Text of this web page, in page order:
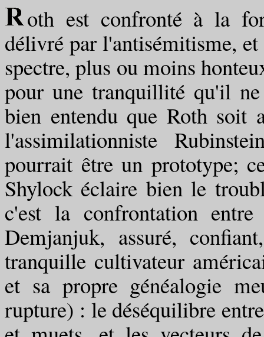
oth est confronté à la
délivré par l'antisémitisme,
spectre, plus ou moins
pour une tranquillité qu'il
bien entendu que Roth soit
l'assimilationniste
pourrait être un prototype;
Shylock éclaire bien le
c'est la confrontation
Demjanjuk, assuré,
tranquille cultivateur
et sa propre généalogie
rupture) : le déséquilibre